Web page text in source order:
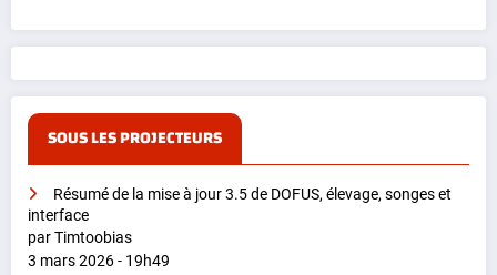
SOUS LES PROJECTEURS
Résumé de la mise à jour 3.5 de DOFUS, élevage, songes et
interface
par Timtoobias
3 mars 2026 - 19h49